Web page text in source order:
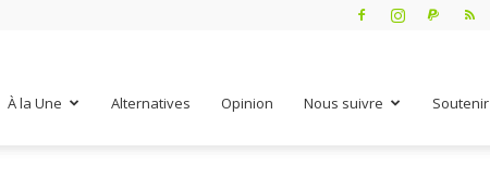
À la Une Alternatives Opinion Nous suivre Soutenir